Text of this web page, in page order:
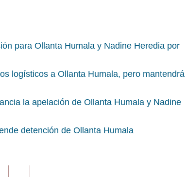
para Ollanta Humala y Nadine Heredia por
logísticos a Ollanta Humala, pero mantendrá
la apelación de Ollanta Humala y Nadine
detención de Ollanta Humala